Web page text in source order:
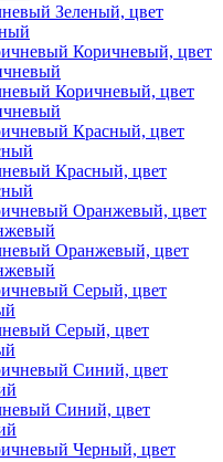
Зеленый, цвет
Коричневый, цвет
Красный, цвет
Оранжевый, цвет
Серый, цвет
Синий, цвет